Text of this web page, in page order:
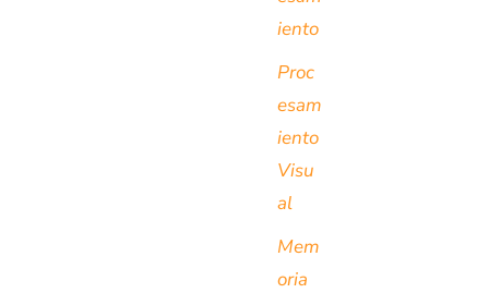
iento
Proc
esam
iento
Visu
al
Mem
oria